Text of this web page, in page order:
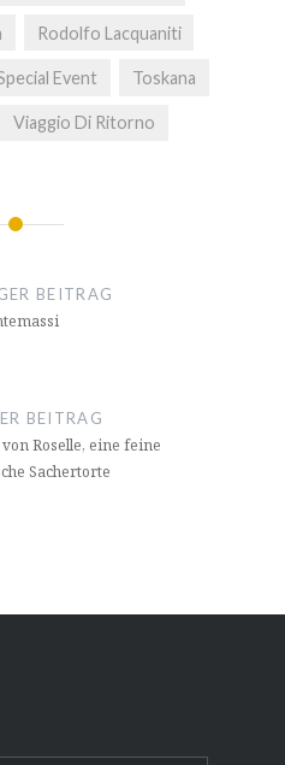
Rodolfo Lacquaniti
Event Toskana
Viaggio Di Ritorno
BEITRAG
BEITRAG
Roselle, eine feine
Sachertorte